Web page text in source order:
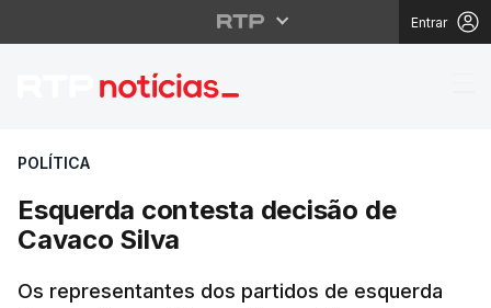
Entrar
Esquerda contesta
POLÍTICA
Esquerda contesta decisão de
Cavaco Silva
Os representantes dos partidos de esquerda